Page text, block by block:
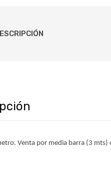
Venta por media barra (3